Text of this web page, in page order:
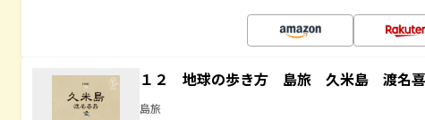
１２ 地球の歩き方 島旅 久米島 渡名
島旅